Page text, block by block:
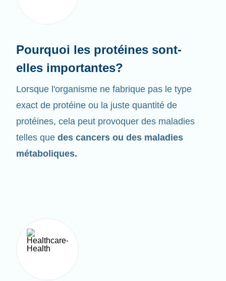
Pourquoi les protéines sont-
elles importantes?
Lorsque l'organisme ne fabrique pas le type
exact de protéine ou la juste quantité de
protéines, cela peut provoquer des maladies
telles que des cancers ou des maladies
métaboliques.